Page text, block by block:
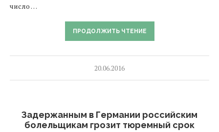
число …
ПРОДОЛЖИТЬ ЧТЕНИЕ
20.06.2016
Задержанным в Германии российским
болельщикам грозит тюремный срок